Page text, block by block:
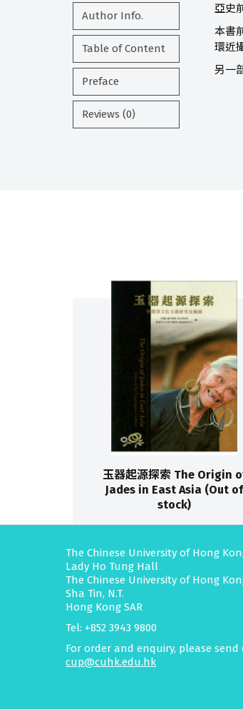
Author Info.
Table of Content
Preface
Reviews (0)
亞史
本書
環近
另一
玉器起源探索 The Origin
Jades in East Asia (Out of
stock)
The Chinese University of Hong
Lady Ho Tung Hall
The Chinese University of Hong
Sha Tin, N.T.
Hong Kong SAR
Tel: +852 3943 9800
For order and enquiry, please send
cup@cuhk.edu.hk